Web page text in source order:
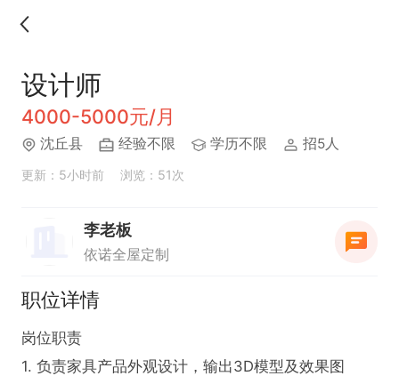
设计师
4000-5000元/月
沈丘县 经验不限 学历不限 招5人
更新：5小时前 浏览：51次
李老板
依诺全屋定制
职位详情
岗位职责
1. 负责家具产品外观设计，输出3D模型及效果图